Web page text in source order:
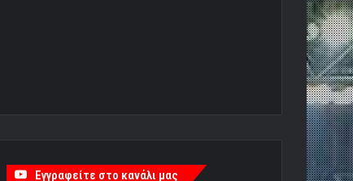
Εγγραφείτε στο κανάλι μας